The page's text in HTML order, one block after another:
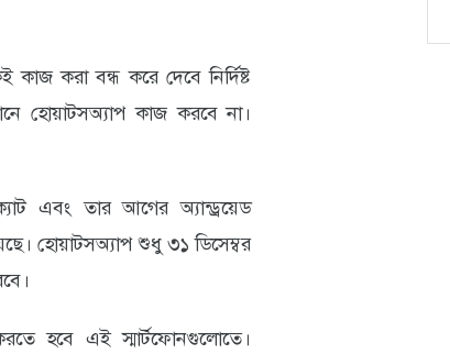
করা বন্ধ করে দেবে নির্দিষ্ট
হোয়াটসঅ‍্যাপ কাজ করবে না।
এবং তার আগের অ্যান্ড্রয়েড
হোয়াটসঅ্যাপ শুধু ৩১ ডিসেম্বর
হবে এই স্মার্টফোনগুলোতে।